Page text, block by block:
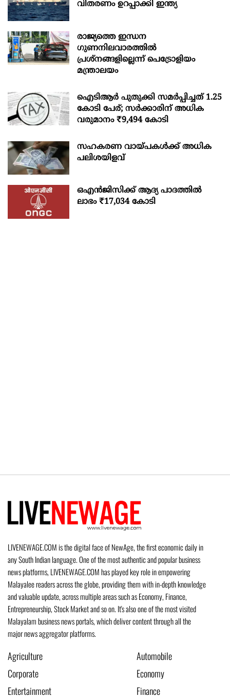
വിതരണം ഉറപ്പാക്കി ഇന്ത്യ
രാജ്യത്തെ ഇന്ധന
ഗുണനിലവാരത്തില്‍
പ്രശ്‌നങ്ങളില്ലെന്ന് പെട്രോളിയം
മന്ത്രാലയം
ഐടിആര്‍ പുതുക്കി സമർപ്പിച്ചത് 1.25
കോടി പേര്; സർക്കാരിന് അധിക
വരുമാനം ₹9,494 കോടി
സഹകരണ വായ്പകള്‍ക്ക് അധിക
പലിശയിളവ്
ഒഎന്‍ജിസിക്ക് ആദ്യ പാദത്തില്‍
ലാഭം ₹17,034 കോടി
LIVENEWAGE.COM is the digital face of NewAge, the first economic daily in
any South Indian language. One of the most authentic and popular business
news platforms, LIVENEWAGE.COM has played key role in empowering
Malayalee readers across the globe, providing them with in-depth knowledge
and valuable update, across multiple areas such as Economy, Finance,
Entrepreneurship, Stock Market and so on. It's also one of the most visited
Malayalam business news portals, which deliver content through all the
major news aggregator platforms.
Agriculture
Automobile
Corporate
Economy
Entertainment
Finance